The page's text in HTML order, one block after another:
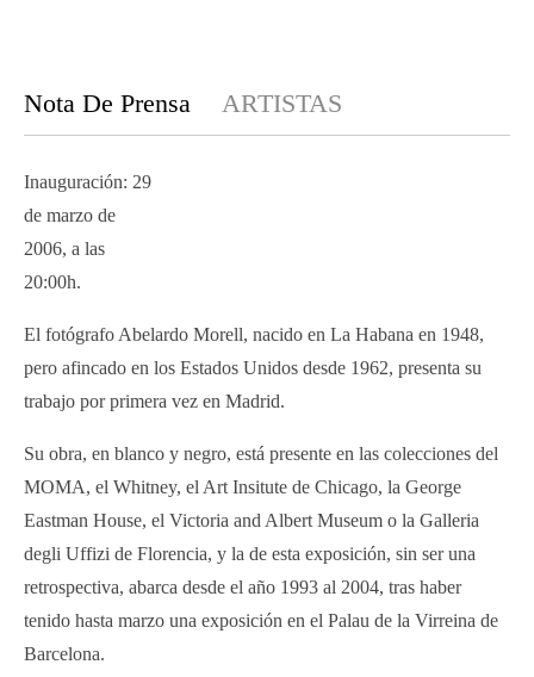
Nota De Prensa ARTISTAS
Inauguración: 29
de marzo de
2006, a las
20:00h.
El fotógrafo Abelardo Morell, nacido en La Habana en 1948,
pero afincado en los Estados Unidos desde 1962, presenta su
trabajo por primera vez en Madrid.
Su obra, en blanco y negro, está presente en las colecciones del
MOMA, el Whitney, el Art Insitute de Chicago, la George
Eastman House, el Victoria and Albert Museum o la Galleria
degli Uffizi de Florencia, y la de esta exposición, sin ser una
retrospectiva, abarca desde el año 1993 al 2004, tras haber
tenido hasta marzo una exposición en el Palau de la Virreina de
Barcelona.